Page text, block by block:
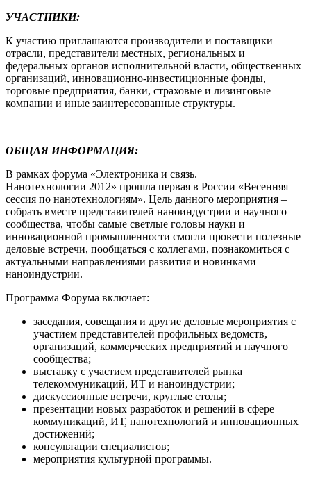
УЧАСТНИКИ:
К участию приглашаются производители и поставщики
отрасли, представители местных, региональных и
федеральных органов исполнительной власти, общественных
организаций, инновационно-инвестиционные фонды,
торговые предприятия, банки, страховые и лизинговые
компании и иные заинтересованные структуры.
ОБЩАЯ ИНФОРМАЦИЯ:
В рамках форума «Электроника и связь.
Нанотехнологии 2012» прошла первая в России «Весенняя
сессия по нанотехнологиям». Цель данного мероприятия –
собрать вместе представителей наноиндустрии и научного
сообщества, чтобы самые светлые головы науки и
инновационной промышленности смогли провести полезные
деловые встречи, пообщаться с коллегами, познакомиться с
актуальными направлениями развития и новинками
наноиндустрии.
Программа Форума включает:
заседания, совещания и другие деловые мероприятия с
участием представителей профильных ведомств,
организаций, коммерческих предприятий и научного
сообщества;
выставку с участием представителей рынка
телекоммуникаций, ИТ и наноиндустрии;
дискуссионные встречи, круглые столы;
презентации новых разработок и решений в сфере
коммуникаций, ИТ, нанотехнологий и инновационных
достижений;
консультации специалистов;
мероприятия культурной программы.